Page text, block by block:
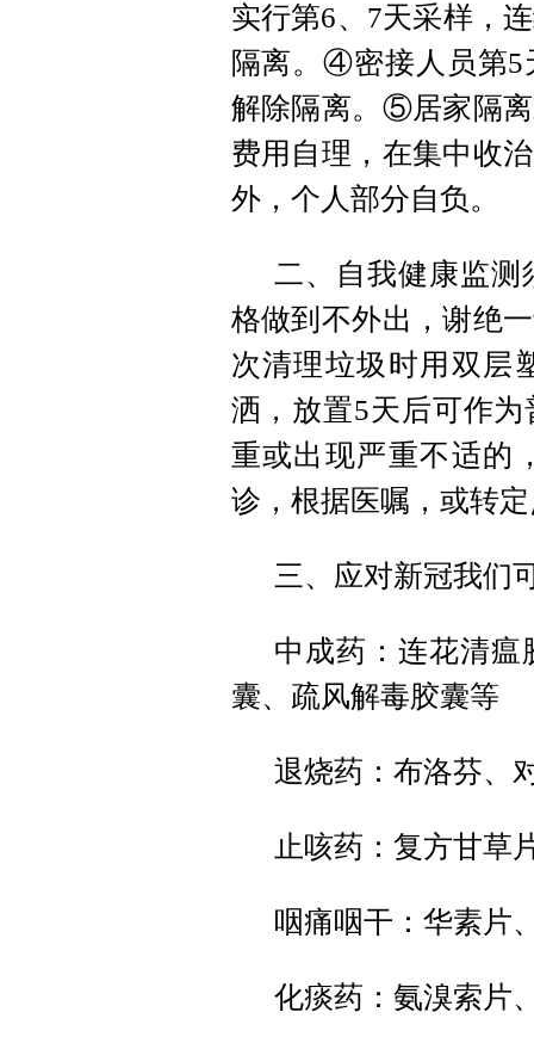
实行第6、7天采样，
隔离。④密接人员第5
解除隔离。⑤居家隔
费用自理，在集中收
外，个人部分自负。
二、自我健康监
格做到不外出，谢绝
次清理垃圾时用双层
洒，放置5天后可作
重或出现严重不适的
诊，根据医嘱，或转
三、应对新冠我们
中成药：连花清
囊、疏风解毒胶囊等
退烧药：布洛芬、
止咳药：复方甘草
咽痛咽干：华素片
化痰药：氨溴索片